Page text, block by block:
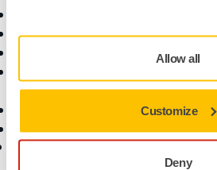
Allow all
Customize
Deny
Dammfri slipning
förbrukningsvaror
De främsta varumärkena
Support